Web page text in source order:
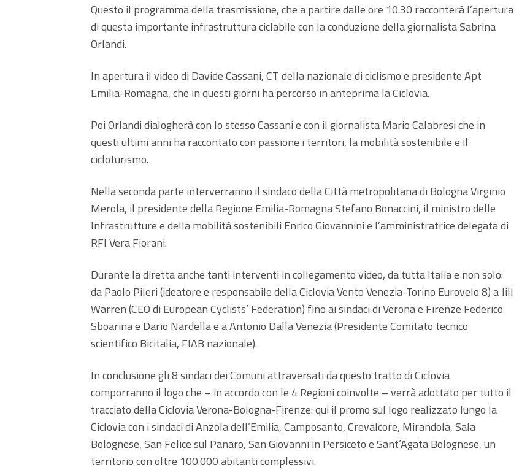
Questo il programma della trasmissione, che a partire dalle ore 10.30 racconterà l’apertura
di questa importante infrastruttura ciclabile con la conduzione della giornalista Sabrina
Orlandi.
In apertura il video di Davide Cassani, CT della nazionale di ciclismo e presidente Apt
Emilia-Romagna, che in questi giorni ha percorso in anteprima la Ciclovia.
Poi Orlandi dialogherà con lo stesso Cassani e con il giornalista Mario Calabresi che in
questi ultimi anni ha raccontato con passione i territori, la mobilità sostenibile e il
cicloturismo.
Nella seconda parte interverranno il sindaco della Città metropolitana di Bologna Virginio
Merola, il presidente della Regione Emilia-Romagna Stefano Bonaccini, il ministro delle
Infrastrutture e della mobilità sostenibili Enrico Giovannini e l’amministratrice delegata di
RFI Vera Fiorani.
Durante la diretta anche tanti interventi in collegamento video, da tutta Italia e non solo:
da Paolo Pileri (ideatore e responsabile della Ciclovia Vento Venezia-Torino Eurovelo 8) a Jill
Warren (CEO di European Cyclists’​ Federation) fino ai sindaci di Verona e Firenze Federico
Sboarina e Dario Nardella e a Antonio Dalla Venezia (Presidente Comitato tecnico
scientifico Bicitalia, FIAB nazionale).
In conclusione gli 8 sindaci dei Comuni attraversati da questo tratto di Ciclovia
comporranno il logo che – in accordo con le 4 Regioni coinvolte – verrà adottato per tutto il
tracciato della Ciclovia Verona-Bologna-Firenze: qui il promo sul logo realizzato lungo la
Ciclovia con i sindaci di Anzola dell’Emilia, Camposanto, Crevalcore, Mirandola, Sala
Bolognese, San Felice sul Panaro, San Giovanni in Persiceto e Sant’Agata Bolognese, un
territorio con oltre 100.000 abitanti complessivi.